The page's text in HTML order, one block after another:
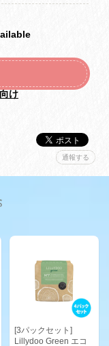
け
通報する
[3パックセット]
Lillydoo Green エコ